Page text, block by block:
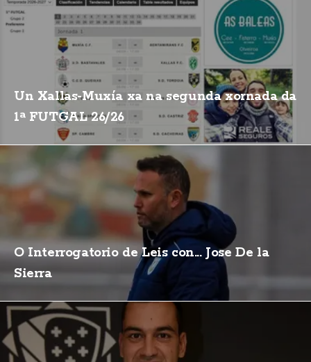
Un Xallas-Muxía xa na segunda xornada da
1ª FUTGAL 26/26
O Interrogatorio de Leis con... Jose De la
Sierra